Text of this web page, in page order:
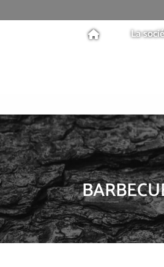
La